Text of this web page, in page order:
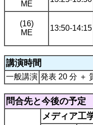
ME
(16)
ME
13:50-14:15
講演時間
一般講演 発表 20 分 ＋
問合先と今後の予定
メディア工